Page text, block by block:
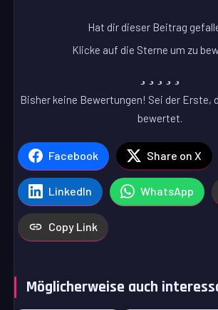
Hat dir dieser Beitrag
Klicke auf die Sterne um zu
Bisher keine Bewertungen! Sei der Erste,
bewertet.
Facebook Share on X
LinkedIn WhatsApp
Copy Link
Möglicherweise auch